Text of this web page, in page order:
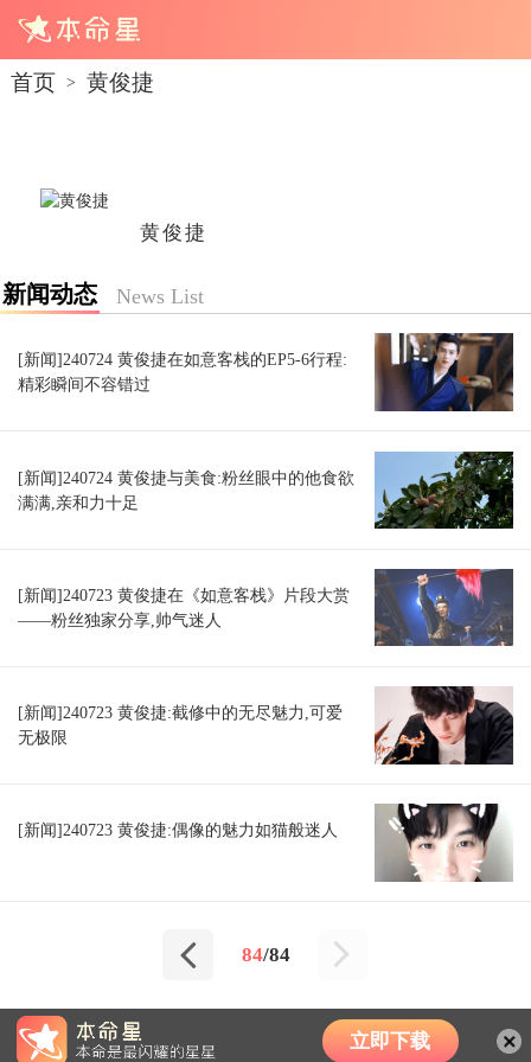
首页 > 黄俊捷
黄俊捷
新闻动态 News List
[新闻]240724 黄俊捷在如意客栈的EP5-6行程:
精彩瞬间不容错过
[新闻]240724 黄俊捷与美食:粉丝眼中的他食欲
满满,亲和力十足
[新闻]240723 黄俊捷在《如意客栈》片段大赏
——粉丝独家分享,帅气迷人
[新闻]240723 黄俊捷:截修中的无尽魅力,可爱
无极限
[新闻]240723 黄俊捷:偶像的魅力如猫般迷人
84/84
立即下载